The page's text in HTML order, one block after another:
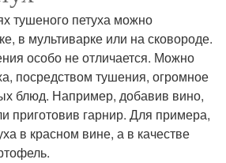
тушеного петуха можно
в мультиварке или на сковороде.
особо не отличается. Можно
посредством тушения, огромное
блюд. Например, добавив вино,
приготовив гарнир. Для примера,
в красном вине, а в качестве